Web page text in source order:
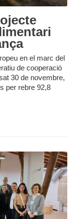
en el marc del
de cooperació
30 de novembre,
per rebre 92,8